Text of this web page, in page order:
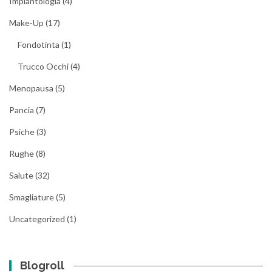
Make-Up (17)
Fondotinta (1)
Trucco Occhi(4)
Menopausa (5)
Pancia (7)
Psiche(3)
Rughe(8)
Salute(32)
Smagliature(5)
Uncategorized (1)
Blogroll